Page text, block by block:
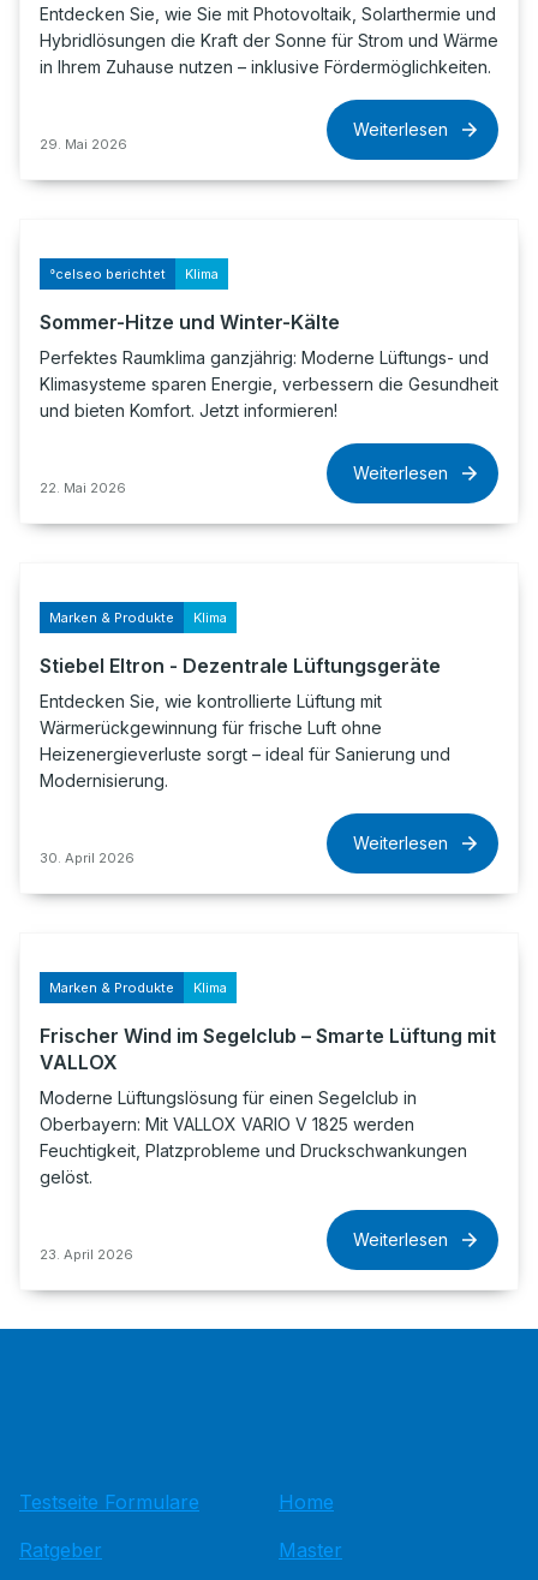
Entdecken Sie, wie Sie mit Photovoltaik, Solarthermie und
Hybridlösungen die Kraft der Sonne für Strom und Wärme
in Ihrem Zuhause nutzen – inklusive Fördermöglichkeiten.
29. Mai 2026
Weiterlesen
°celseo berichtet Klima
Sommer-Hitze und Winter-Kälte
Perfektes Raumklima ganzjährig: Moderne Lüftungs- und
Klimasysteme sparen Energie, verbessern die Gesundheit
und bieten Komfort. Jetzt informieren!
22. Mai 2026
Weiterlesen
Marken & Produkte Klima
Stiebel Eltron - Dezentrale Lüftungsgeräte
Entdecken Sie, wie kontrollierte Lüftung mit
Wärmerückgewinnung für frische Luft ohne
Heizenergieverluste sorgt – ideal für Sanierung und
Modernisierung.
30. April 2026
Weiterlesen
Marken & Produkte Klima
Frischer Wind im Segelclub – Smarte Lüftung mit
VALLOX
Moderne Lüftungslösung für einen Segelclub in
Oberbayern: Mit VALLOX VARIO V 1825 werden
Feuchtigkeit, Platzprobleme und Druckschwankungen
gelöst.
23. April 2026
Weiterlesen
Testseite Formulare
Ratgeber
Home
Master